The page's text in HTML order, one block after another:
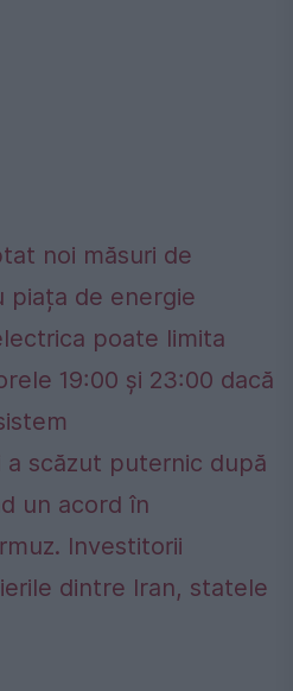
noi măsuri de
piața de energie
poate limita
19:00 și 23:00 dacă
scăzut puternic după
un acord în
Investitorii
dintre Iran, statele